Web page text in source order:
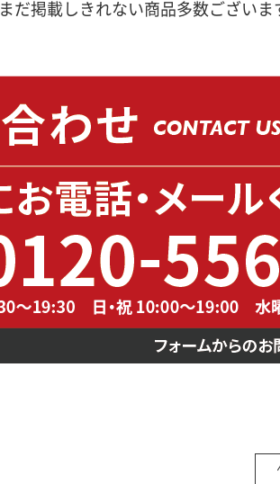
まだ掲載しきれない商品多数ござい